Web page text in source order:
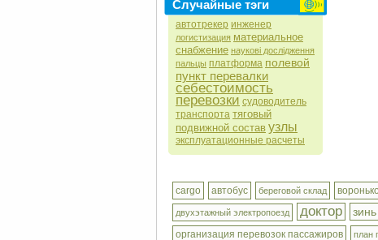
Случайные тэги
автотрекер инженер
логистизация материальное
снабжение наукові дослідження
пальцы платформа полевой
пункт перевалки
себестоимость
перевозки судоводитель
транспорта тяговый
подвижной состав узлы
эксплуатационные расчеты
cargo автобус береговой склад
двухэтажный электропоезд доктор зинь
организация перевозок пассажиров
план